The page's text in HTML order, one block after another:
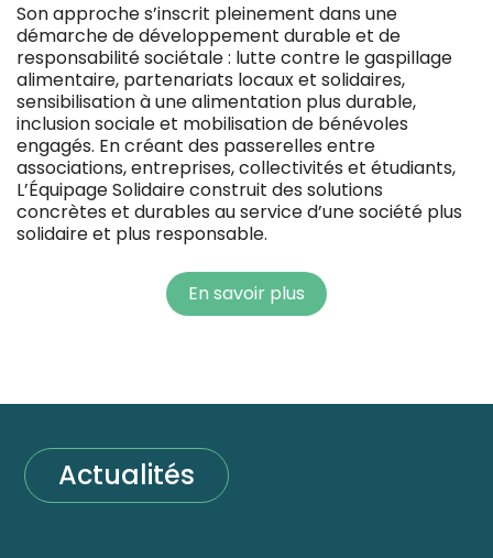
Son approche s’inscrit pleinement dans une
démarche de développement durable et de
responsabilité sociétale : lutte contre le gaspillage
alimentaire, partenariats locaux et solidaires,
sensibilisation à une alimentation plus durable,
inclusion sociale et mobilisation de bénévoles
engagés. En créant des passerelles entre
associations, entreprises, collectivités et étudiants,
L’Équipage Solidaire construit des solutions
concrètes et durables au service d’une société plus
solidaire et plus responsable.
En savoir plus
Actualités